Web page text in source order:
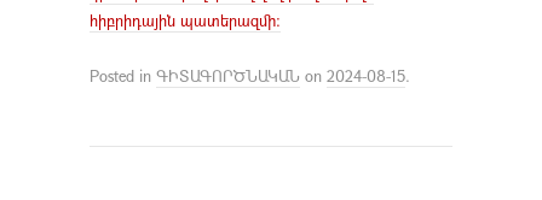
հիբրիդային պատերազմի:
Posted in ԳԻՏԱԳՈՐԾՆԱԿԱՆ on 2024-08-15.